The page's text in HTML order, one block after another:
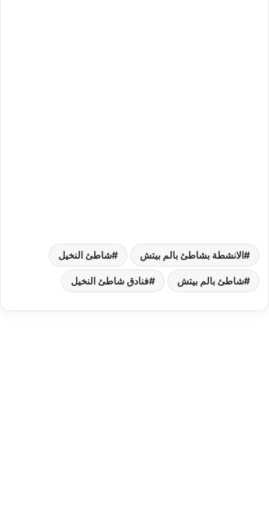
الانشطة بشاطئ بالم بيتش شاطئ النخيل
شاطئ بالم بيتش فنادق شاطئ النخيل